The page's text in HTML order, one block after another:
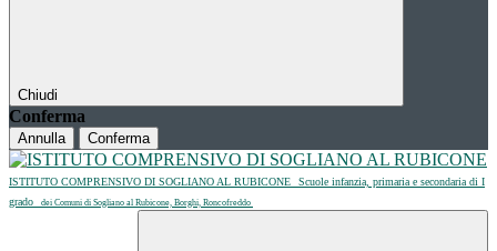
Chiudi
Conferma
Annulla Conferma
ISTITUTO COMPRENSIVO DI SOGLIANO AL RUBICONE
Scuole infanzia, primaria e secondaria di I
grado
dei Comuni di Sogliano al Rubicone, Borghi, Roncofreddo